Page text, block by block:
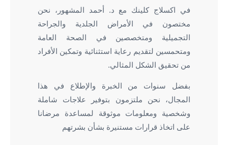
في اكسلاج كلينك مع د. أحمد المشهور، نحن
مختصون في الأمراض الجلدية والجراحة
التجميلية ومتخصصين في الصحة العامة
ومتحمسين لتقديم رعاية استثنائية وتمكين الأفراد
من تحقيق الشكل المثالي.
بفضل سنوات من الخبرة والإطلاع في هذا
المجال، نحن ملتزمون بتوفير علاجات شاملة
وشخصية ومعلومات موثوقة لمساعدة مرضانا
على اتخاذ قرارات مستنيرة بشأن بشرتهم